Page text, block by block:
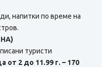
напитки по време на
туристи
от 2 до 11.99 г. – 170